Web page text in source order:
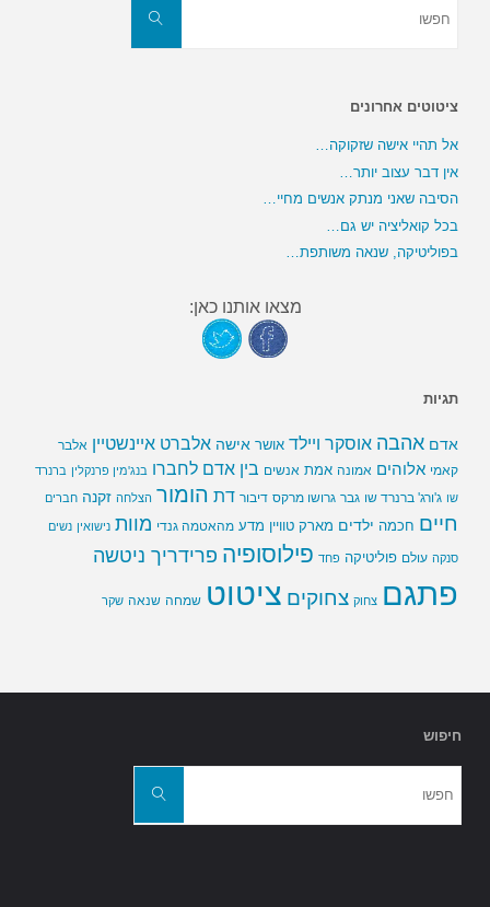
חפשו
ציטוטים אחרונים
אל תהיי אישה שזקוקה…
אין דבר עצוב יותר…
הסיבה שאני מנתק אנשים מחיי…
בכל קואליציה יש גם…
בפוליטיקה, שנאה משותפת…
מצאו אותנו כאן:
תגיות
אדם אהבה אוסקר ויילד אושר אישה אלברט איינשטיין אלבר
קאמי אלוהים אמונה אמת אנשים בין אדם לחברו בנג'מין פרנקלין ברנרד
שו ג'ורג' ברנרד שו גבר גרושו מרקס דיבור דת הומור הצלחה זקנה חברים
חיים חכמה ילדים מארק טוויין מדע מהאטמה גנדי מוות נישואין נשים
סנקה עולם פוליטיקה פחד פילוסופיה פרידריך ניטשה
פתגם צחוק צחוקים ציטוט שמחה שנאה שקר
חיפוש
חפשו